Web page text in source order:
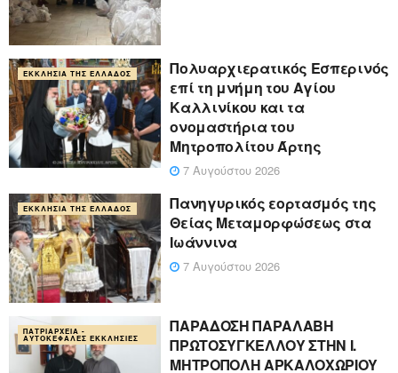
ΕΚΚΛΗΣΊΑ ΤΗΣ ΕΛΛΆΔΟΣ
Πολυαρχιερατικός Εσπερινός
επί τη μνήμη του Αγίου
Καλλινίκου και τα
ονομαστήρια του
Μητροπολίτου Άρτης
7 Αυγούστου 2026
ΕΚΚΛΗΣΊΑ ΤΗΣ ΕΛΛΆΔΟΣ
Πανηγυρικός εορτασμός της
Θείας Μεταμορφώσεως στα
Ιωάννινα
7 Αυγούστου 2026
ΠΑΤΡΙΑΡΧΕΊΑ -
ΑΥΤΟΚΈΦΑΛΕΣ ΕΚΚΛΗΣΊΕΣ
ΠΑΡΑΔΟΣΗ ΠΑΡΑΛΑΒΗ
ΠΡΩΤΟΣΥΓΚΕΛΛΟΥ ΣΤΗΝ Ι.
ΜΗΤΡΟΠΟΛΗ ΑΡΚΑΛΟΧΩΡΙΟΥ